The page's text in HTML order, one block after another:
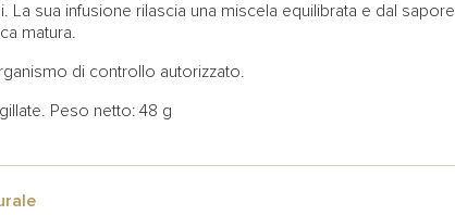
sua infusione rilascia una miscela equilibrata e dal sapore
matura.
di controllo autorizzato.
Peso netto: 48 g